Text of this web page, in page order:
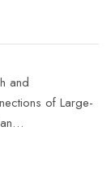
and
of Large-